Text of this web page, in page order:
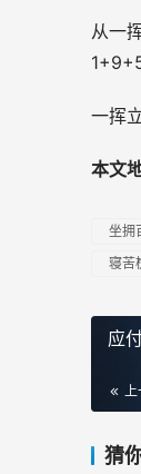
从一
一挥
本文
坐拥
寝苦
应
上
猜